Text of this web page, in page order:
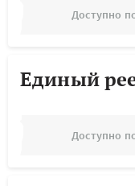
Доступно
Единый
Доступно